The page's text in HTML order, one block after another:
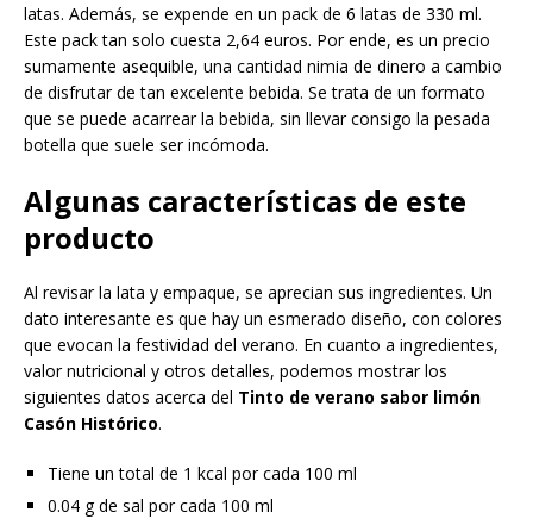
latas. Además, se expende en un pack de 6 latas de 330 ml.
Este pack tan solo cuesta 2,64 euros. Por ende, es un precio
sumamente asequible, una cantidad nimia de dinero a cambio
de disfrutar de tan excelente bebida. Se trata de un formato
que se puede acarrear la bebida, sin llevar consigo la pesada
botella que suele ser incómoda.
Algunas características de este
producto
Al revisar la lata y empaque, se aprecian sus ingredientes. Un
dato interesante es que hay un esmerado diseño, con colores
que evocan la festividad del verano. En cuanto a ingredientes,
valor nutricional y otros detalles, podemos mostrar los
siguientes datos acerca del Tinto de verano sabor limón
Casón Histórico.
Tiene un total de 1 kcal por cada 100 ml
0.04 g de sal por cada 100 ml